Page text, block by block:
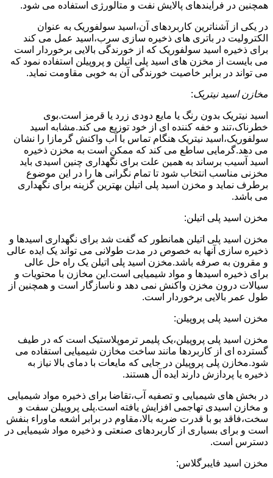
همچنین در فرآیندهای پالایش نفت و متالورژی استفاده می شود.
در یکی از آشناترین کاربردهای آن،اسید سولفوریک به عنوان
الکترولیت در باتری های ذخیره سازی سرب،اسید عمل می کند
برای ذخیره اسید سولفوریک که از خورندگی بالایی برخوردار است
می بایست از مخزن های اسید پلی اتیلن و پروپیلن استفاده نمود که
می تواند در برابر خاصیت خورندگی آن به خوبی مقاومت نماید.
مخازن اسید نیتریک:
اسید نیتریک بدون رنگ یا مایع دودی زرد یا قرمز است.بوی
خطرناک،تند و خفه کننده ای از خود توزیع می کند.مشابه اسید
سولفوریک،اسید نیتریک هنگام تماس با آب واکنش گرمازا را نشان
می دهد.گرمایی ساطع می کند که ممکن است به مخزن ذخیره
اسید آسیب برساند به همین علت برای نگهداری چنین اسیدی باید
مخزنی مناسب انتخاب شود تا تمام نگرانی ها را در این موضوع
برطرف نماید و مخزن اسید پلی اتیلن بهترین گزینه برای نگهداری
می باشد.
مخزن اسید پلی اتیلن:
مخزن اسید پلی اتیلن همانطور که گفت شد برای نگهداری اسیدها و
ذخیره سازی آنها به خصوص در مدت طولانی می تواند یک ایده عالی
و مقرون به صرفه باشد.مخزن اسید پلی اتیلن یک راه حل عالی
برای ذخیره اسیدها و مواد شیمیایی است.این مخازن با محتویات و
سیالات درون مخزن واکنش نمی دهد و ناسازگار است و همچنین از
طول عمر بالایی برخوردار است.
مخزن اسید پلی پروپیلن:
مخزن اسید پلی پروپیلن،یک پلیمر ترموپلاستیک است که در طیف
گسترده ای از کاربردها مانند ساخت مخازن شیمیایی استفاده می
شود.مخازن پلی پروپیلن در جایی که مایعات با دمای بالا نیاز به
ذخیره یا پردازش دارند ایده آل هستند.
در بخش های شیمیایی و تصفیه آب،تقاضا برای ذخیره مواد شیمیایی
و مخازن اسیدی تهاجمی افزایش یافته است.پلی پروپیلن سفت و
سخت،فاقد بو با قدرت ضربه بالا،مقاوم در برابر اشعه ماوراء بنفش
است و برای بسیاری از کاربردهای صنعتی و ذخیره مواد شیمیایی در
دسترس است.
مخزن اسید فایبرگلاس: